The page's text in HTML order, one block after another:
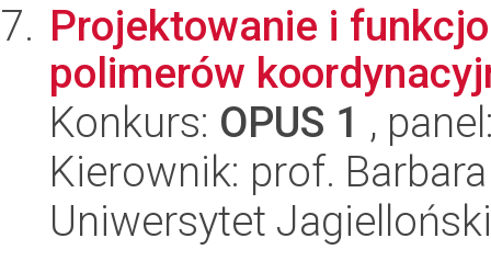
Projektowanie i
polimerów
Konkurs: OPUS 1 ,
Kierownik: prof.
Uniwersytet